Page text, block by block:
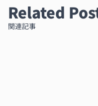
Related
関連記事